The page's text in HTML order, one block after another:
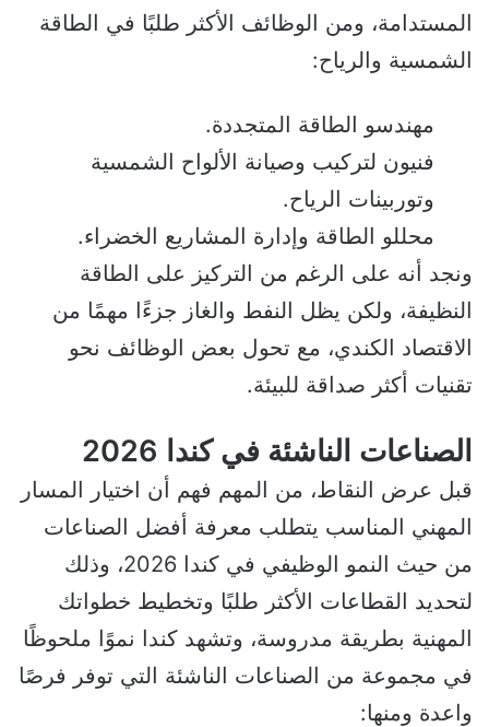
المستدامة، ومن الوظائف الأكثر طلبًا في الطاقة
الشمسية والرياح:
مهندسو الطاقة المتجددة.
فنيون لتركيب وصيانة الألواح الشمسية
وتوربينات الرياح.
محللو الطاقة وإدارة المشاريع الخضراء.
ونجد أنه على الرغم من التركيز على الطاقة
النظيفة، ولكن يظل النفط والغاز جزءًا مهمًا من
الاقتصاد الكندي، مع تحول بعض الوظائف نحو
تقنيات أكثر صداقة للبيئة.
الصناعات الناشئة في كندا 2026
قبل عرض النقاط، من المهم فهم أن اختيار المسار
المهني المناسب يتطلب معرفة أفضل الصناعات
من حيث النمو الوظيفي في كندا 2026، وذلك
لتحديد القطاعات الأكثر طلبًا وتخطيط خطواتك
المهنية بطريقة مدروسة، وتشهد كندا نموًا ملحوظًا
في مجموعة من الصناعات الناشئة التي توفر فرصًا
واعدة ومنها: